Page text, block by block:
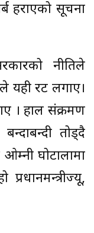
हराएको सूचना
नीतिले
यही रट लगाए।
। हाल संक्रमण
तोड्दै
घोटालामा